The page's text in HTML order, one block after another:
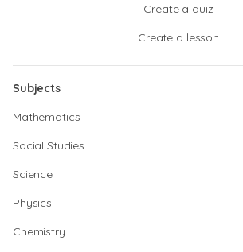
Create a quiz
Create a lesson
Subjects
Mathematics
Social Studies
Science
Physics
Chemistry